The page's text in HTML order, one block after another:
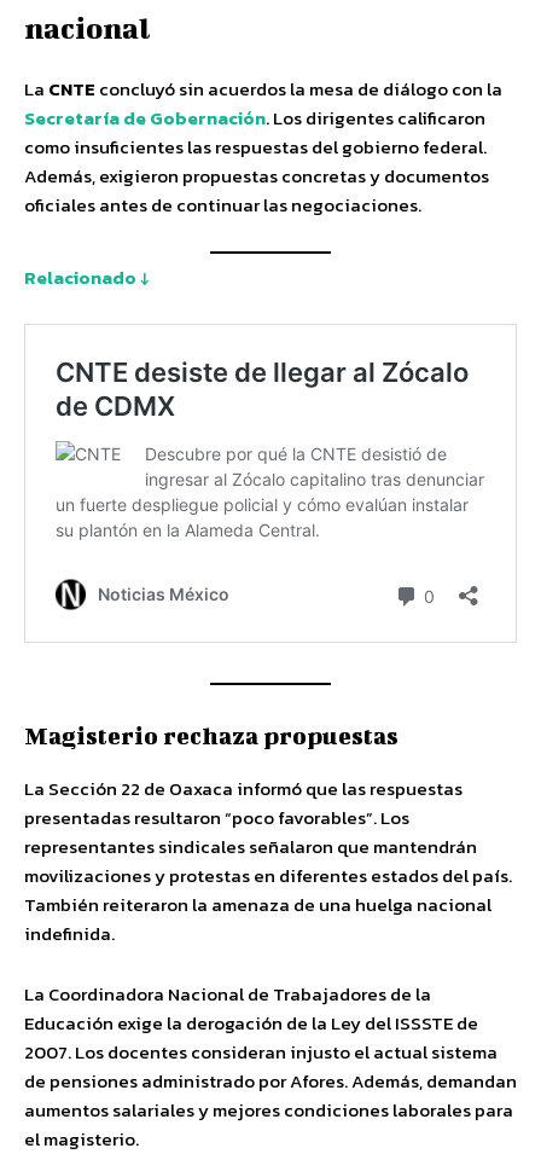
nacional
La CNTE concluyó sin acuerdos la mesa de diálogo con la
Secretaría de Gobernación. Los dirigentes calificaron
como insuficientes las respuestas del gobierno federal.
Además, exigieron propuestas concretas y documentos
oficiales antes de continuar las negociaciones.
Relacionado ↓
Magisterio rechaza propuestas
La Sección 22 de Oaxaca informó que las respuestas
presentadas resultaron “poco favorables”. Los
representantes sindicales señalaron que mantendrán
movilizaciones y protestas en diferentes estados del país.
También reiteraron la amenaza de una huelga nacional
indefinida.
La Coordinadora Nacional de Trabajadores de la
Educación exige la derogación de la Ley del ISSSTE de
2007. Los docentes consideran injusto el actual sistema
de pensiones administrado por Afores. Además, demandan
aumentos salariales y mejores condiciones laborales para
el magisterio.